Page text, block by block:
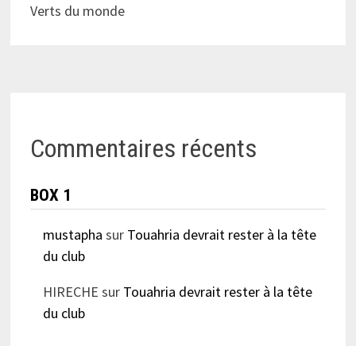
Verts du monde
Commentaires récents
BOX 1
mustapha sur Touahria devrait rester à la tête
du club
HIRECHE sur Touahria devrait rester à la tête
du club